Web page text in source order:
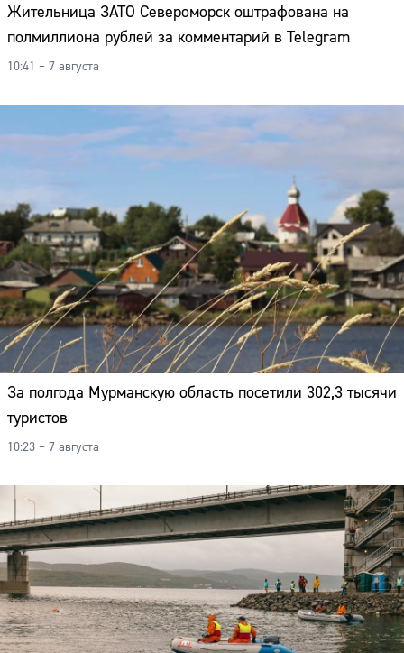
Жительница ЗАТО Североморск оштрафована на
полмиллиона рублей за комментарий в Telegram
10:41 – 7 августа
За полгода Мурманскую область посетили 302,3 тысячи
туристов
10:23 – 7 августа